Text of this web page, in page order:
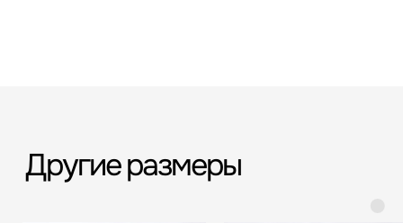
Большой шоурум
в СПб > 100 м²
Срочная доставка
за 60-90 минут